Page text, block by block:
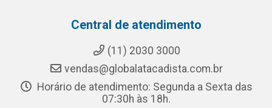
Central de atendimento
(11) 2030 3000
vendas@globalatacadista.com.br
Horário de atendimento: Segunda a Sexta das
07:30h às 18h.